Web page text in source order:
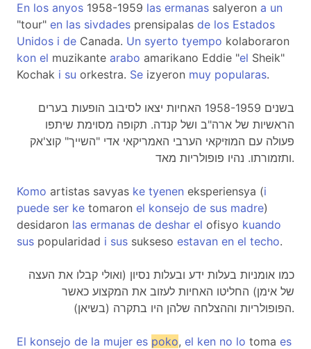
En los anyos 1958-1959 las ermanas salyeron a un
"tour" en las sivdades prensipalas de los Estados
Unidos i de Canada. Un syerto tyempo kolaboraron
kon el muzikante arabo amarikano Eddie "el Sheik"
Kochak i su orkestra. Se izyeron muy popularas.
בשנים 1958-1959 האחיות יצאו לסיבוב הופעות בערים
הראשיות של ארה"ב ושל קנדה. תקופה מסוימת שיתפו
פעולה עם המוזיקאי הערבי האמריקאי אדי "השייך" קוצ'אק
ותזמורתו. נהיו פופולריות מאד.
Komo artistas savyas ke tyenen eksperiensya (i
puede ser ke tomaron el konsejo de sus madre)
desidaron las ermanas de deshar el ofisyo kuando
sus popularidad i sus sukseso estavan en el techo.
כמו אומניות בעלות ידע ובעלות נסיון (ואולי קבלו את העצה
של אימן) החליטו האחיות לעזוב את המקצוע כאשר
הפופולריות וההצלחה שלהן היו בתקרה (בשיאן).
El konsejo de la mujer es poko, el ken no lo toma es